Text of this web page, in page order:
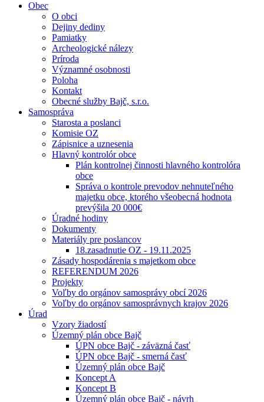
Obec
O obci
Dejiny dediny
Pamiatky
Archeologické nálezy
Príroda
Významné osobnosti
Poloha
Kontakt
Obecné služby Bajč, s.r.o.
Samospráva
Starosta a poslanci
Komisie OZ
Zápisnice a uznesenia
Hlavný kontrolór obce
Plán kontrolnej činnosti hlavného kontrolóra
obce
Správa o kontrole prevodov nehnuteľného
majetku obce, ktorého všeobecná hodnota
prevýšila 20 000€
Úradné hodiny
Dokumenty
Materiály pre poslancov
18.zasadnutie OZ - 19.11.2025
Zásady hospodárenia s majetkom obce
REFERENDUM 2026
Projekty
Voľby do orgánov samosprávy obcí 2026
Voľby do orgánov samosprávnych krajov 2026
Úrad
Vzory žiadostí
Územný plán obce Bajč
ÚPN obce Bajč - záväzná časť
ÚPN obce Bajč - smerná časť
Územný plán obce Bajč
Koncept A
Koncept B
Územný plán obce Bajč - návrh